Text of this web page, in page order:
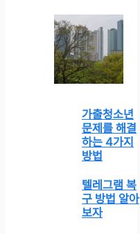
가출청소년
문제를 해결
하는 4가지
방법
텔레그램 복
구 방법 알아
보자